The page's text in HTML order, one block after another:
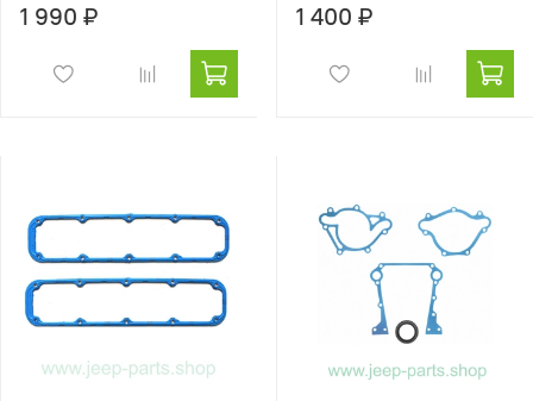
1 990 ₽ 1 400 ₽